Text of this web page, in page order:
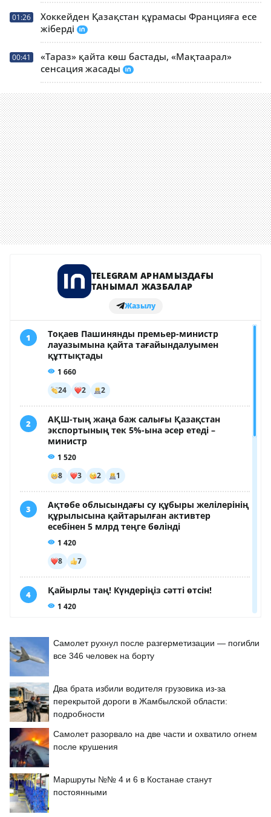
01:26
Хоккейден Қазақстан құрамасы Францияға есе
жіберді
00:41
«Тараз» қайта көш бастады, «Мақтаарал»
сенсация жасады
Самолет рухнул после разгерметизации — погибли
все 346 человек на борту
Два брата избили водителя грузовика из-за
перекрытой дороги в Жамбылской области:
подробности
Самолет разорвало на две части и охватило огнем
после крушения
Маршруты №№ 4 и 6 в Костанае станут
постоянными